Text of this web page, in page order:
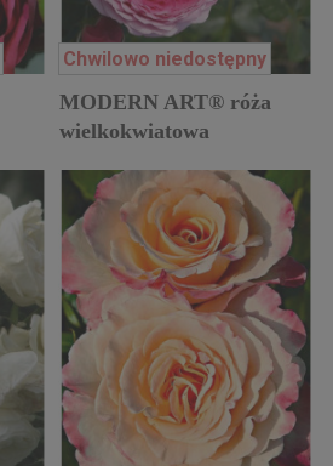
Chwilowo niedostępny
MODERN ART® róża
wielkokwiatowa